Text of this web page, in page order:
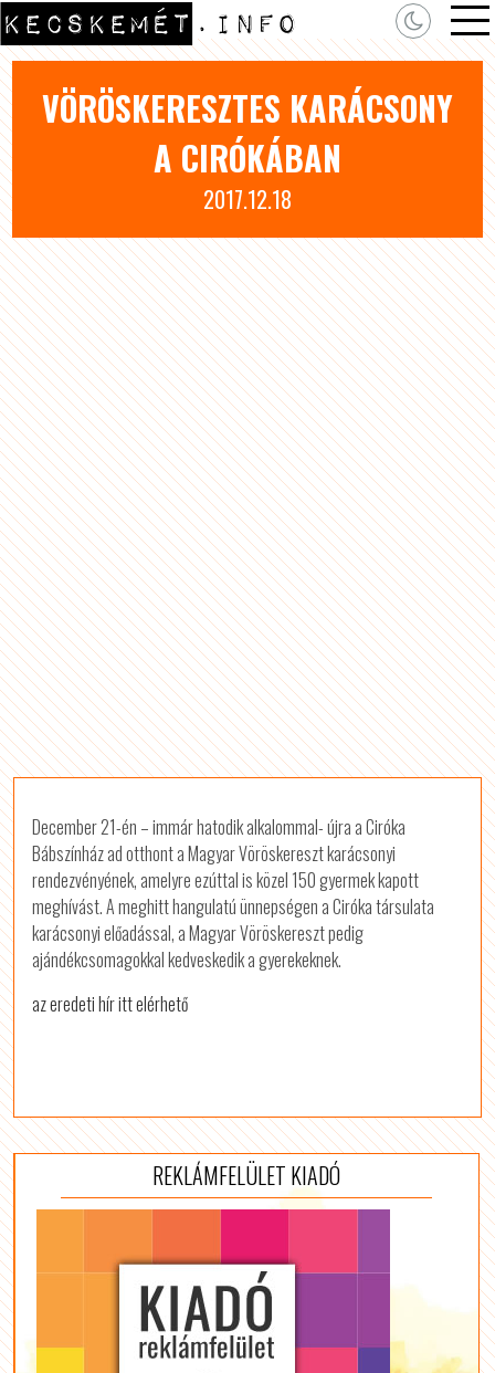
VÖRÖSKERESZTES KARÁCSONY
A CIRÓKÁBAN
2017.12.18
December 21-én – immár hatodik alkalommal- újra a Ciróka
Bábszínház ad otthont a Magyar Vöröskereszt karácsonyi
rendezvényének, amelyre ezúttal is közel 150 gyermek kapott
meghívást. A meghitt hangulatú ünnepségen a Ciróka társulata
karácsonyi előadással, a Magyar Vöröskereszt pedig
ajándékcsomagokkal kedveskedik a gyerekeknek.
az eredeti hír itt elérhető
REKLÁMFELÜLET KIADÓ